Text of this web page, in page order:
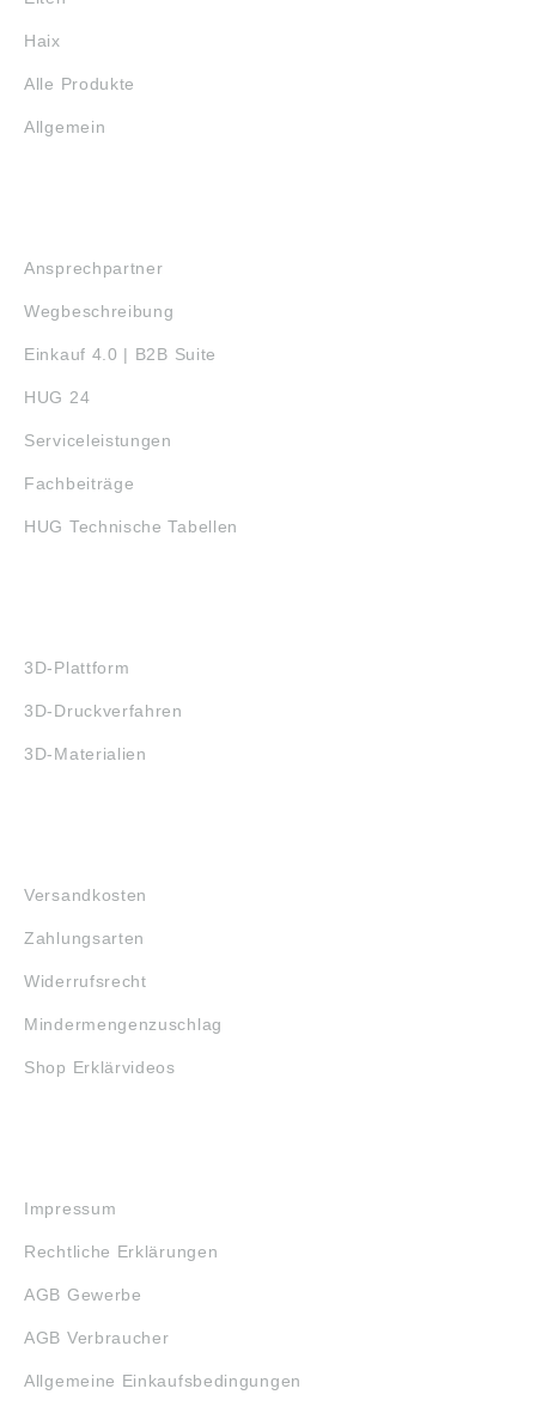
Haix
Alle Produkte
Allgemein
Ansprechpartner
Wegbeschreibung
Einkauf 4.0 | B2B Suite
HUG 24
Serviceleistungen
Fachbeiträge
HUG Technische Tabellen
3D-Plattform
3D-Druckverfahren
3D-Materialien
Versandkosten
Zahlungsarten
Widerrufsrecht
Mindermengenzuschlag
Shop Erklärvideos
Impressum
Rechtliche Erklärungen
AGB Gewerbe
AGB Verbraucher
Allgemeine Einkaufsbedingungen